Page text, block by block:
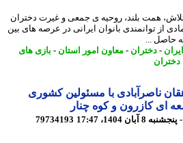
بلند، روحیه ی جمعی و غیرت دختران
توانمندی بانوان ایرانی در عرصه های بین
...
- دختران- معاون امور استان-بازی های
ناصرآبادی با مسئولین کشوری
کازرون و کوه چنار
79734193